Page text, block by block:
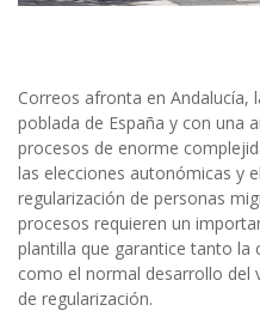
Correos afronta en
poblada de España y con una
procesos de enorme
las elecciones autonómicas y
regularización de personas
procesos requieren un
plantilla que garantice tanto la
como el normal desarrollo
de regularización.